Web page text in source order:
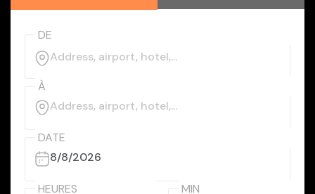
DE
À
DATE
HEURES MIN